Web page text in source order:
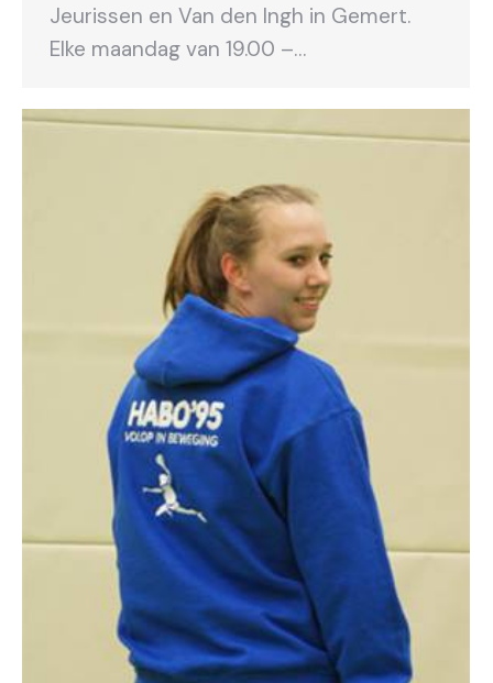
Jeurissen en Van den Ingh in Gemert.
Elke maandag van 19.00 –…